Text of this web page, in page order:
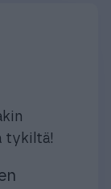
tykiltä!